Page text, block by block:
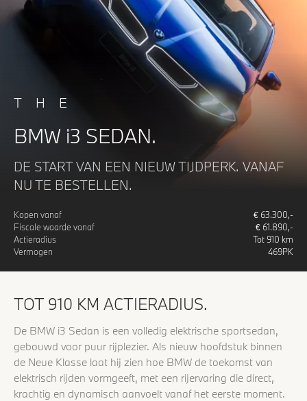
THE
BMW i3 SEDAN.
DE START VAN EEN NIEUW TIJDPERK. VANAF
NU TE BESTELLEN.
Kopen vanaf € 63.300,-
Fiscale waarde vanaf
€ 61.890,-
Actieradius
Tot910 km
Vermogen
469PK
TOT 910 KM ACTIERADIUS.
De BMW i3 Sedan is een volledig elektrische sportsedan,
gebouwd voor puur rijplezier. Als nieuw hoofdstuk binnen
de Neue Klasse laat hij zien hoe BMW de toekomst van
elektrisch rijden vormgeeft, met een rijervaring die direct,
krachtig en dynamisch aanvoelt vanaf het eerste moment.